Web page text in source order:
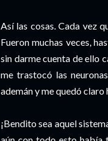
Así las cosas. Cada vez
Fueron muchas veces,
sin darme cuenta de ello
me trastocó las
ademán y me quedó claro
¡Bendito sea aquel